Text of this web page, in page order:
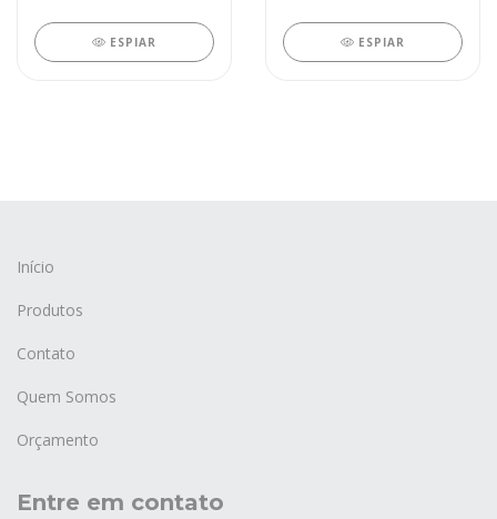
ESPIAR ESPIAR
Início
Produtos
Contato
Quem Somos
Orçamento
Entre em contato